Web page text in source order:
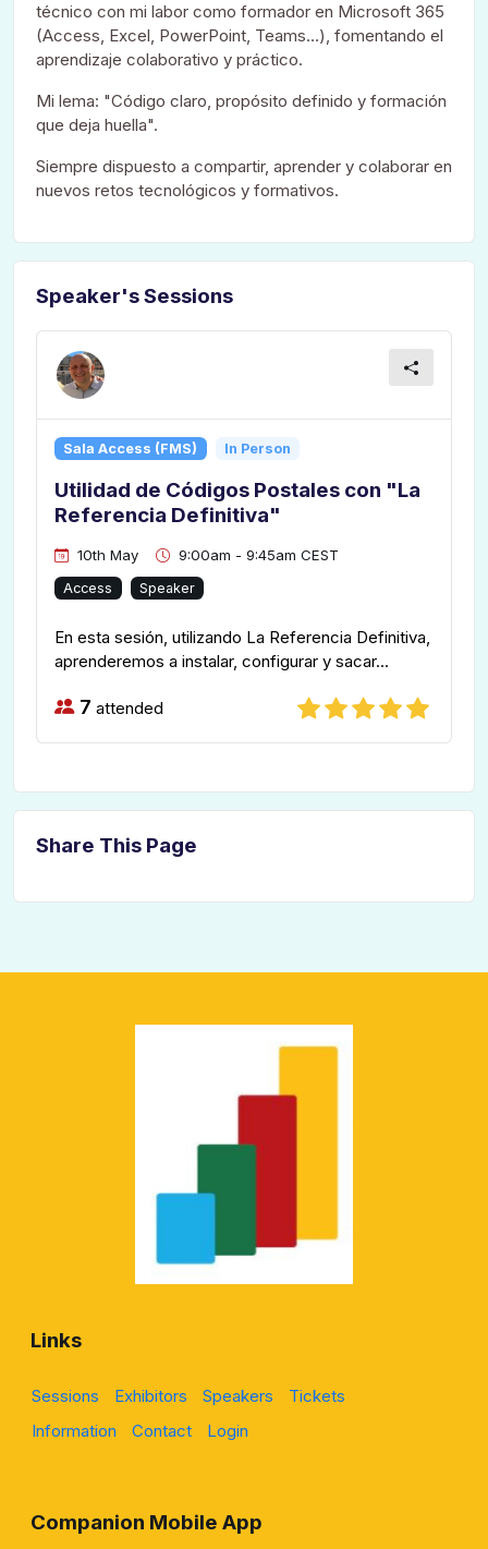
técnico con mi labor como formador en Microsoft 365
(Access, Excel, PowerPoint, Teams…), fomentando el
aprendizaje colaborativo y práctico.
Mi lema: "Código claro, propósito definido y formación
que deja huella".
Siempre dispuesto a compartir, aprender y colaborar en
nuevos retos tecnológicos y formativos.
Speaker's Sessions
Sala Access (FMS) In Person
Utilidad de Códigos Postales con "La
Referencia Definitiva"
10th May 9:00am - 9:45am CEST
Access Speaker
En esta sesión, utilizando La Referencia Definitiva,
aprenderemos a instalar, configurar y sacar...
7 attended
Share This Page
Links
Sessions Exhibitors Speakers
Tickets
Information
Contact Login
Companion Mobile App